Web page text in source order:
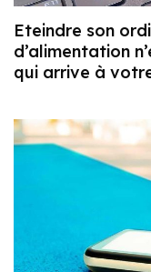
Eteindre son
d’alimentation
qui arrive à